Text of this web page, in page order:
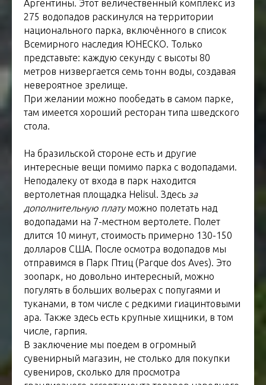
Аргентины. Этот величественный комплекс из
275 водопадов раскинулся на территории
национального парка, включённого в список
Всемирного наследия ЮНЕСКО. Только
представьте: каждую секунду с высоты 80
метров низвергается семь тонн воды, создавая
невероятное зрелище.
При желании можно пообедать в самом парке,
там имеется хороший ресторан типа шведского
стола.
На бразильской стороне есть и другие
интересные вещи помимо парка с водопадами.
Неподалеку от входа в парк находится
вертолетная площадка Helisul. Здесь за
дополнительную плату можно полетать над
водопадами на 7-местном вертолете. Полет
длится 10 минут, стоимость примерно 130-150
долларов США. После осмотра водопадов мы
отправимся в Парк Птиц (Parque dos Aves). Это
зоопарк, но довольно интересный, можно
погулять в больших вольерах с попугаями и
туканами, в том числе с редкими гиацинтовыми
ара. Также здесь есть крупные хищники, в том
числе, гарпия.
В заключение мы поедем в огромный
сувенирный магазин, не столько для покупки
сувениров, сколько для просмотра